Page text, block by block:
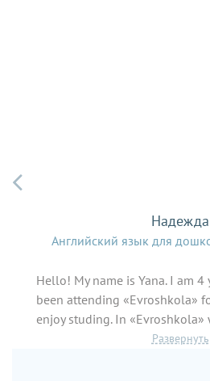

Надежда
Английский язык для
Hello! My name is Yana. I am 4
been attending «Evroshkola»
enjoy studing. In «Evroshkola»